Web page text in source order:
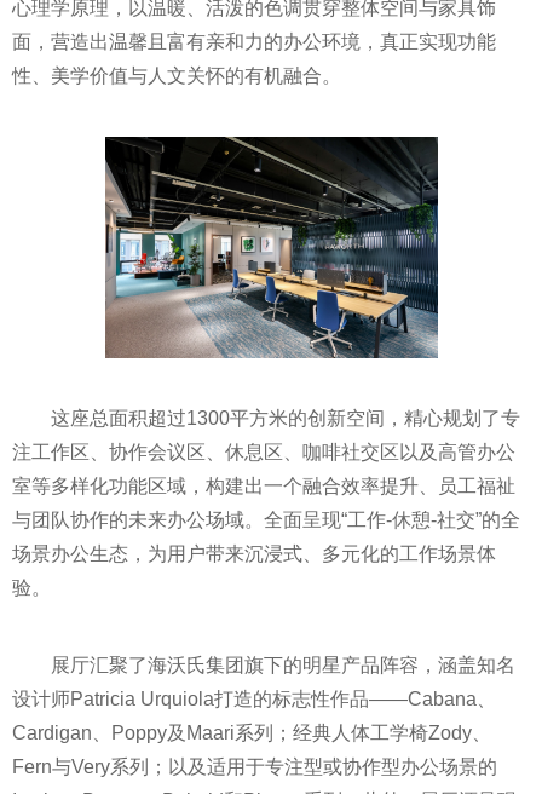
心理学原理，以温暖、活泼的色调贯穿整体空间与家具饰
面，营造出温馨且富有亲和力的办公环境，真正实现功能
性、美学价值与人文关怀的有机融合。
这座总面积超过1300平方米的创新空间，精心规划了专
注工作区、协作会议区、休息区、咖啡社交区以及高管办公
室等多样化功能区域，构建出一个融合效率提升、员工福祉
与团队协作的未来办公场域。全面呈现“工作-休憩-社交”的全
场景办公生态，为用户带来沉浸式、多元化的工作场景体
验。
展厅汇聚了海沃氏集团旗下的明星产品阵容，涵盖知名
设计师Patricia Urquiola打造的标志性作品——Cabana、
Cardigan、Poppy及Maari系列；经典人体工学椅Zody、
Fern与Very系列；以及适用于专注型或协作型办公场景的